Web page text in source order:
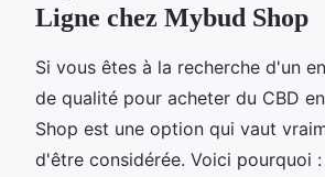
Ligne chez Mybud Shop
Si vous êtes à la recherche d'un
de qualité pour acheter du CBD
Shop est une option qui vaut
d'être considérée. Voici pourquoi :